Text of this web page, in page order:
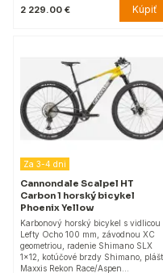
2 229.00 € Kúpiť
Za 3-4 dni
Cannondale Scalpel HT
Carbon 1 horský bicykel
Phoenix Yellow
Karbonový horský bicykel s vidlicou
Lefty Ocho 100 mm, závodnou XC
geometriou, radenie Shimano SLX
1x12, kotúčové brzdy Shimano,
Maxxis Rekon Race/Aspen…